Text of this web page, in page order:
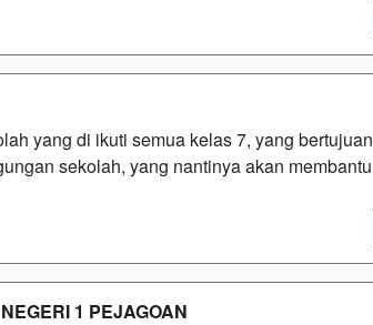
yang di ikuti semua kelas 7, yang bertujuan
sekolah, yang nantinya akan membantu
1 PEJAGOAN